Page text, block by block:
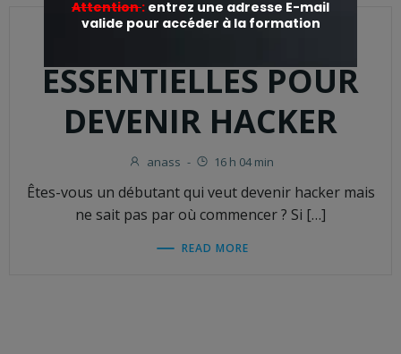
3 ÉTAPES
ESSENTIELLES POUR
DEVENIR HACKER
anass - 16 h 04 min
Êtes-vous un débutant qui veut devenir hacker mais
ne sait pas par où commencer ? Si […]
READ MORE